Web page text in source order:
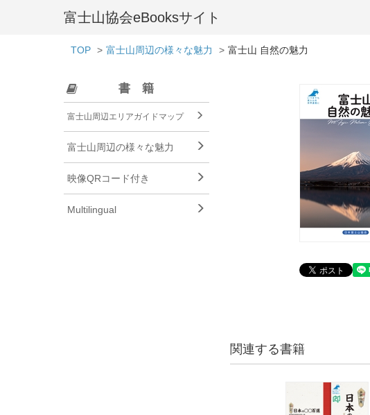
富士山協会eBooksサイト
TOP 富士山周辺の様々な魅力 富士山 自然の魅力
書籍
富士山周辺エリアガイドマップ
富士山周辺の様々な魅力
映像QRコード付き
Multilingual
関連する書籍